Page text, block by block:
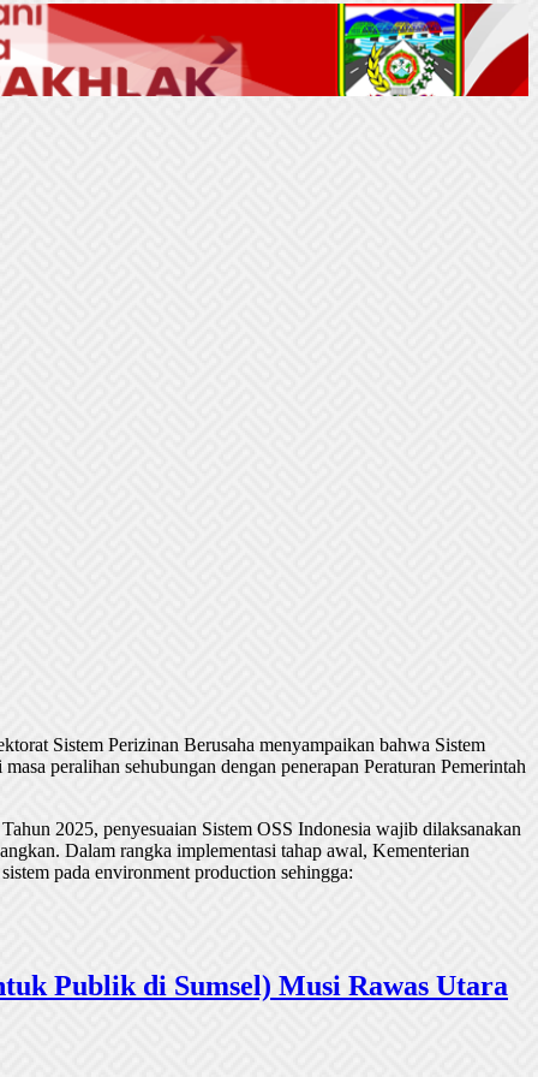
Sistem Perizinan Berusaha menyampaikan bahwa Sistem
peralihan sehubungan dengan penerapan Peraturan Pemerintah
2025, penyesuaian Sistem OSS Indonesia wajib dilaksanakan
Dalam rangka implementasi tahap awal, Kementerian
pada environment production sehingga:
Publik di Sumsel) Musi Rawas Utara